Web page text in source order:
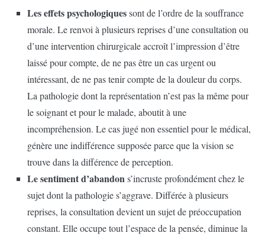
Les effets psychologiquessont de l’ordre de la souffrance
morale. Le renvoi à plusieurs reprises d’une consultation ou
d’une intervention chirurgicale accroît l’impression d’être
laissé pour compte, de ne pas être un cas urgent ou
intéressant, de ne pas tenir compte de la douleur du corps.
La pathologie dont la représentation n’est pas la même pour
le soignant et pour le malade, aboutit à une
incompréhension. Le cas jugé non essentiel pour le médical,
génère une indifférence supposée parce que la vision se
trouve dans la différence de perception.
Le sentiment d’abandons’incruste profondément chez le
sujet dont la pathologie s’aggrave. Différée à plusieurs
reprises, la consultation devient un sujet de préoccupation
constant. Elle occupe tout l’espace de la pensée, diminue la